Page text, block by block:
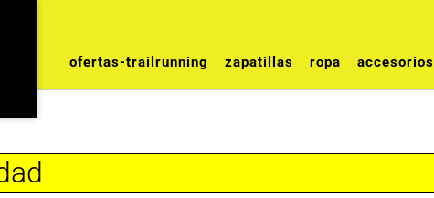
ofertas-trailrunning zapatillas ropa accesorios